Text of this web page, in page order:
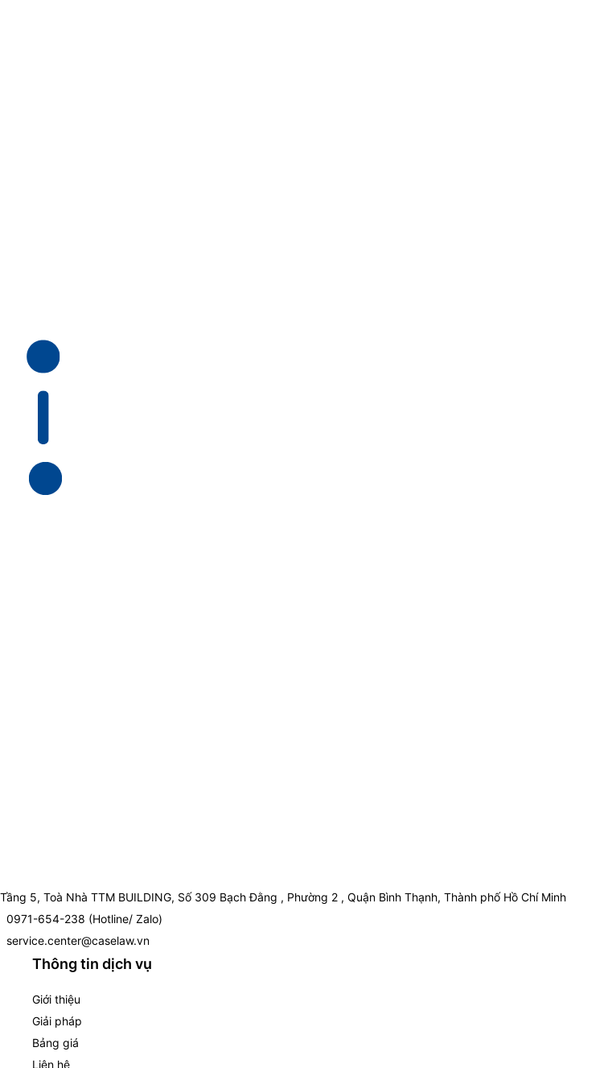
Tầng 5, Toà Nhà TTM BUILDING, Số 309 Bạch Đằng , Phường 2 , Quận Bình Thạnh, Thành phố Hồ Chí Minh
0971-654-238 (Hotline/ Zalo)
service.center@caselaw.vn
Thông tin dịch vụ
Giới thiệu
Giải pháp
Bảng giá
Liên hệ